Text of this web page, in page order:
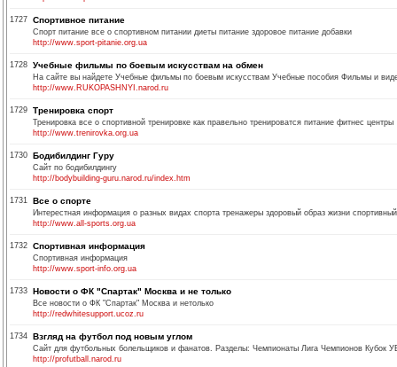
1727 Спортивное питание
Спорт питание все о спортивном питании диеты питание здоровое питание добавки
http://www.sport-pitanie.org.ua
1728 Учебные фильмы по боевым искусствам на обмен
На сайте вы найдете Учебные фильмы по боевым искусствам Учебные пособия Фильмы и
http://www.RUKOPASHNYI.narod.ru
1729 Тренировка спорт
Тренировка все о спортивной тренировке как правельно тренироватся питание фитнес центры
http://www.trenirovka.org.ua
1730 Бодибилдинг Гуру
Сайт по бодибилдингу
http://bodybuilding-guru.narod.ru/index.htm
1731 Все о спорте
Интерестная информация о разных видах спорта тренажеры здоровый образ жизни
http://www.all-sports.org.ua
1732 Спортивная информация
Спортивная информация
http://www.sport-info.org.ua
1733 Новости о ФК "Спартак" Москва и не только
Все новости о ФК "Спартак" Москва и нетолько
http://redwhitesupport.ucoz.ru
1734 Взгляд на футбол под новым углом
Сайт для футбольных болельщиков и фанатов. Разделы: Чемпионаты Лига Чемпионов Кубок
http://profutball.narod.ru